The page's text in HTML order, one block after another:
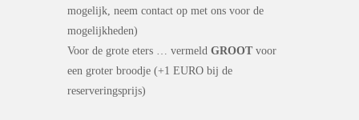
mogelijk, neem contact op met ons voor de
mogelijkheden)
Voor de grote eters … vermeld GROOT voor
een groter broodje (+1 EURO bij de
reserveringsprijs)